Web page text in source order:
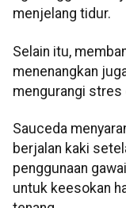
menjelang tidur.
Selain itu,
menenangkan
mengurangi stres
Sauceda
berjalan kaki
penggunaan
untuk keesokan